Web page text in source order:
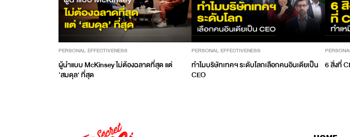
PERSONAL EFFECTIVENESS
ผู้นำแบบ McKinsey ไม่ต้องฉลาดที่สุด แต่
‘สมดุล’ ที่สุด
PERSONAL EFFECTIVENESS
ทำไมบริษัทเทคฯ ระดับโลกเลือกคนอินเดียเป็น
CEO
6 สิ่งที่